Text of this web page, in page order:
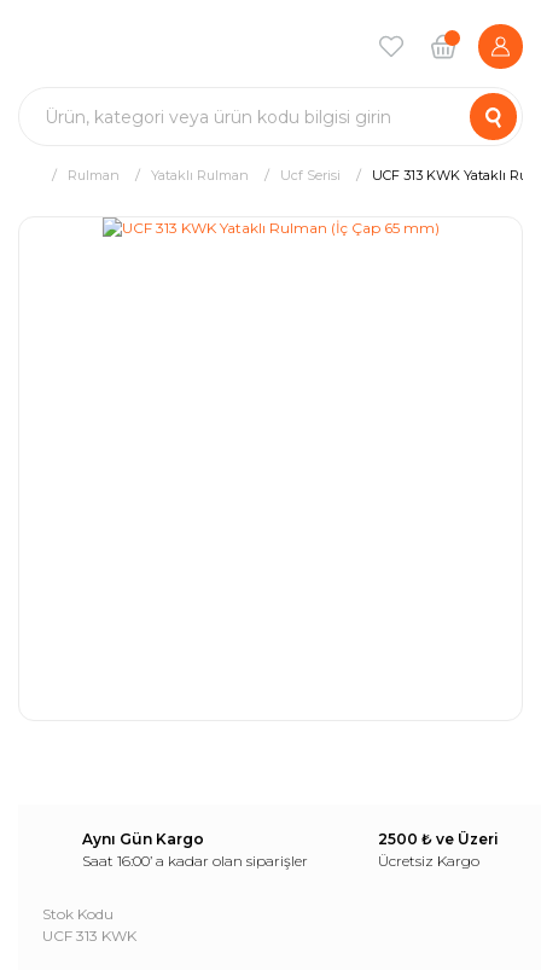
Rulman Yataklı Rulman Ucf Serisi UCF 313 KWK Yataklı
Aynı Gün Kargo
Saat 16:00’ a kadar olan siparişler
2500 ₺ ve Üzeri
Ücretsiz Kargo
Stok Kodu
UCF 313 KWK